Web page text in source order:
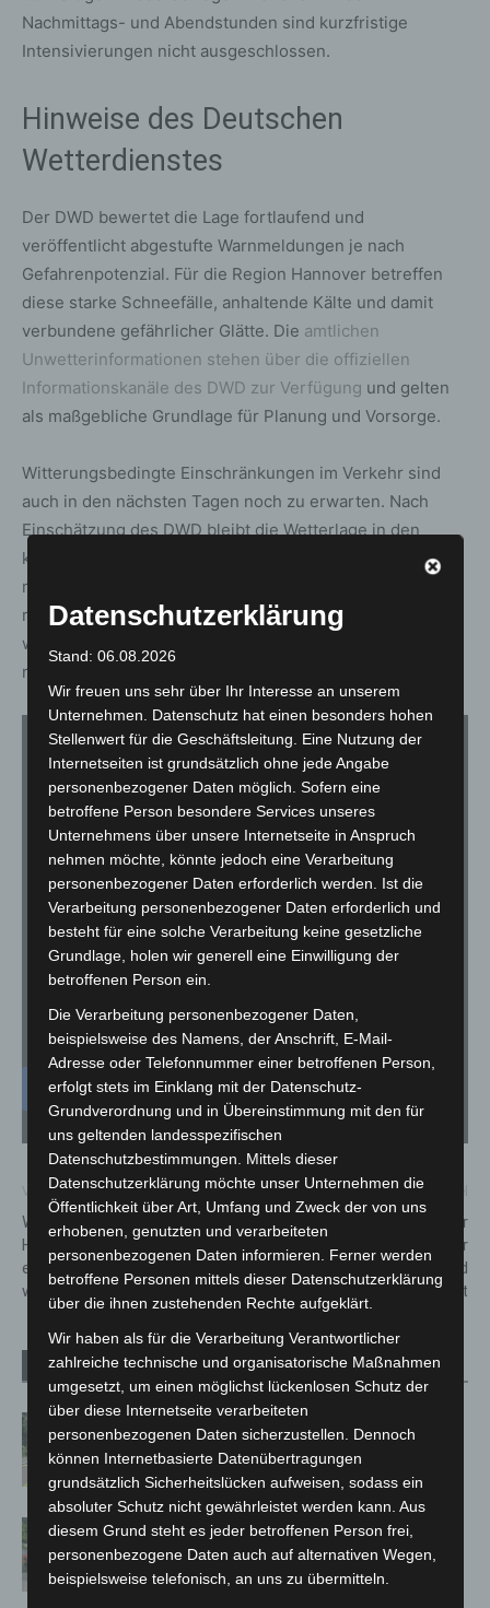
Nachmittags- und Abendstunden sind kurzfristige
Intensivierungen nicht ausgeschlossen.
Hinweise des Deutschen
Wetterdienstes
Der DWD bewertet die Lage fortlaufend und
veröffentlicht abgestufte Warnmeldungen je nach
Gefahrenpotenzial. Für die Region Hannover betreffen
diese starke Schneefälle, anhaltende Kälte und damit
verbundene gefährlicher Glätte. Die amtlichen
Unwetterinformationen stehen über die offiziellen
Informationskanäle des DWD zur Verfügung und gelten
als maßgebliche Grundlage für Planung und Vorsorge.
Witterungsbedingte Einschränkungen im Verkehr sind
auch in den nächsten Tagen noch zu erwarten. Nach
Einschätzung des DWD bleibt die Wetterlage in den
kommenden Tagen wechselhaft. Auch weiterhin sind
regional begrenzte Unwetterereignisse möglich. Eine
regelmäßige Überprüfung der amtlichen Warnhinweise
wird empfohlen, um auf kurzfristige Änderungen
reagieren zu können.
Für die Nutzung von YouTube (YouTube, LLC, 901 Cherry Ave.,
San Bruno, CA 94066, USA) benötigen wir laut DSGVO Ihre
Zustimmung.
Es werden seitens YouTube personenbezogene Daten erhoben,
verarbeitet und gespeichert. Welche Daten genau entnehmen Sie
bitte den Datenschutzbedingungen.
Youtube
✓ Erlauben Datenschutzbedingungen
Vorheriger Artikel
Winterwetter in der Region
Hannover: Polizei meldet
erhöhte Einsatzlage, aber
wenige schwere Unfälle
Nächster Artikel
Grundschule Beuthener
Straße: Neuer
Ausweichstandort nach Brand
ab Sommer 2027 geplant
Verwandte Artikel Mehr vom Autor
Brand im „Haus der Begegnung“ in
Neuwarmbüchen schnell eingedämmt
Region Hannover: 21 neue
Notfallsanitäter starten beim Roten
Kreuz
Datenschutzerklärung
Stand: 06.08.2026
Wir freuen uns sehr über Ihr Interesse an unserem
Unternehmen. Datenschutz hat einen besonders hohen
Stellenwert für die Geschäftsleitung. Eine Nutzung der
Internetseiten ist grundsätzlich ohne jede Angabe
personenbezogener Daten möglich. Sofern eine
betroffene Person besondere Services unseres
Unternehmens über unsere Internetseite in Anspruch
nehmen möchte, könnte jedoch eine Verarbeitung
personenbezogener Daten erforderlich werden. Ist die
Verarbeitung personenbezogener Daten erforderlich und
besteht für eine solche Verarbeitung keine gesetzliche
Grundlage, holen wir generell eine Einwilligung der
betroffenen Person ein.
Die Verarbeitung personenbezogener Daten,
beispielsweise des Namens, der Anschrift, E-Mail-
Adresse oder Telefonnummer einer betroffenen Person,
erfolgt stets im Einklang mit der Datenschutz-
Grundverordnung und in Übereinstimmung mit den für
uns geltenden landesspezifischen
Datenschutzbestimmungen. Mittels dieser
Datenschutzerklärung möchte unser Unternehmen die
Öffentlichkeit über Art, Umfang und Zweck der von uns
erhobenen, genutzten und verarbeiteten
personenbezogenen Daten informieren. Ferner werden
betroffene Personen mittels dieser Datenschutzerklärung
über die ihnen zustehenden Rechte aufgeklärt.
Wir haben als für die Verarbeitung Verantwortlicher
zahlreiche technische und organisatorische Maßnahmen
umgesetzt, um einen möglichst lückenlosen Schutz der
über diese Internetseite verarbeiteten
personenbezogenen Daten sicherzustellen. Dennoch
können Internetbasierte Datenübertragungen
grundsätzlich Sicherheitslücken aufweisen, sodass ein
absoluter Schutz nicht gewährleistet werden kann. Aus
diesem Grund steht es jeder betroffenen Person frei,
personenbezogene Daten auch auf alternativen Wegen,
beispielsweise telefonisch, an uns zu übermitteln.